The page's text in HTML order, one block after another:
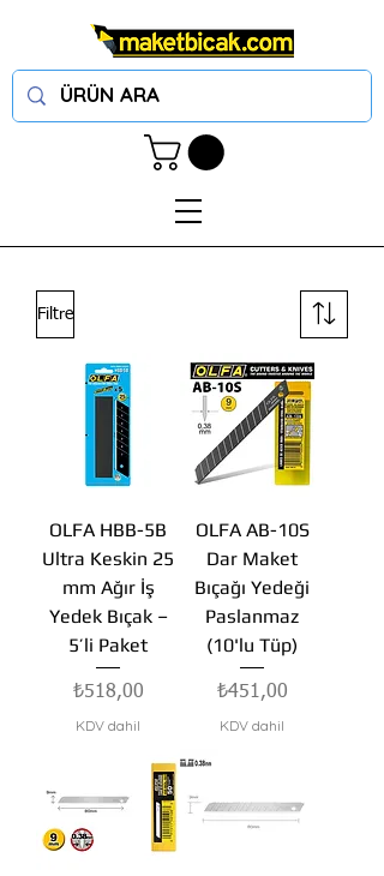
Filtre
OLFA HBB-5B
Ultra Keskin 25
mm Ağır İş
Yedek Bıçak –
5’li Paket
Fiyat
₺518,00
KDV dahil
OLFA AB-10S
Dar Maket
Bıçağı Yedeği
Paslanmaz
(10'lu Tüp)
Fiyat
₺451,00
KDV dahil